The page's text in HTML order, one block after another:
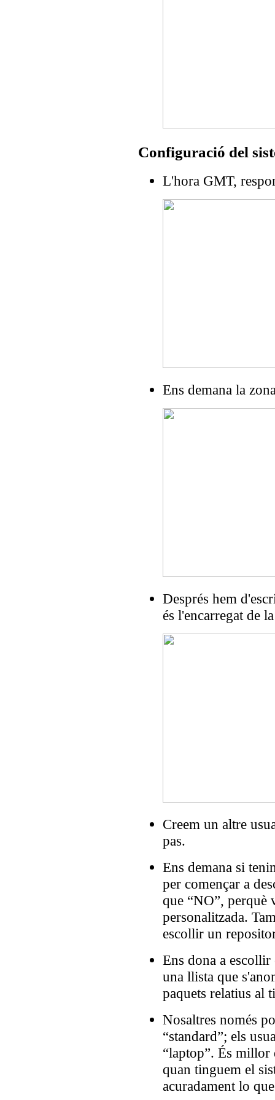
Configuració del
L'hora GMT,
Ens demana la
Després hem
és l'encarregat de
Creem un altre
pas.
Ens demana si
per començar a
que “NO”,
personalitzada.
escollir un
Ens dona a escollir
una llista que
paquets relatius al
Nosaltres només
“standard”; els
“laptop”. És
quan tinguem el
acuradament lo